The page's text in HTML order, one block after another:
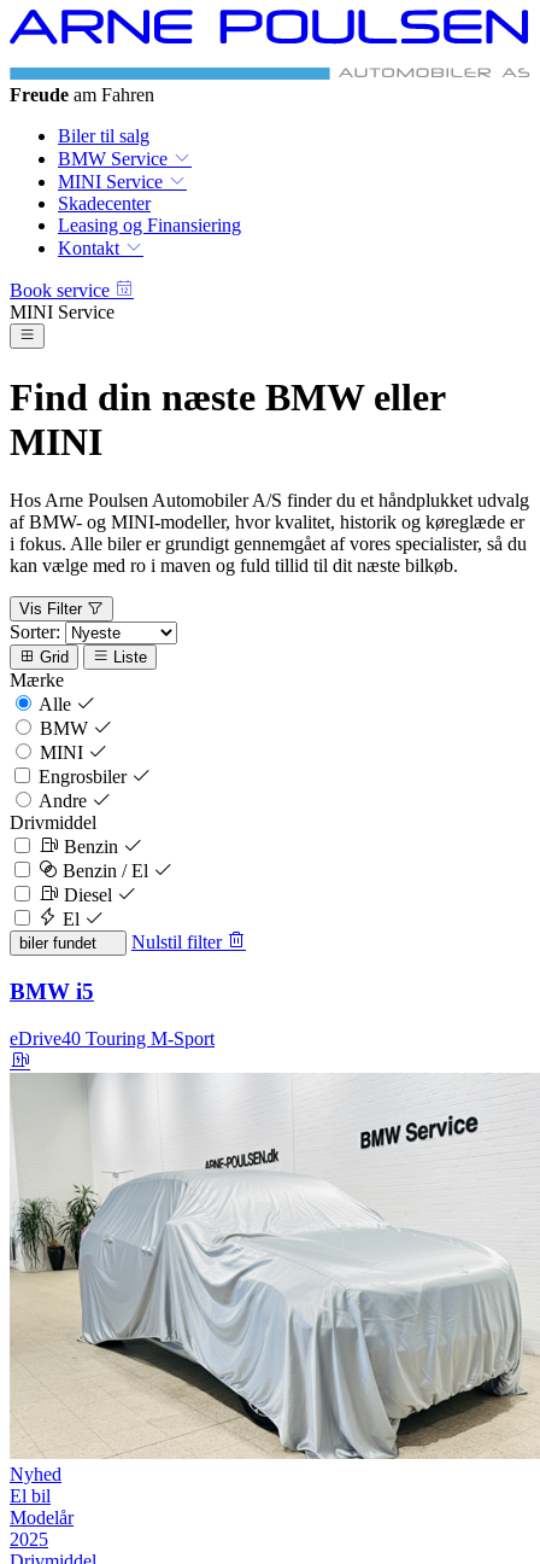
Freude am Fahren
Biler til salg
BMW Service
MINI Service
Skadecenter
Leasing og Finansiering
Kontakt
Book service
MINI Service
Find din næste BMW eller
MINI
Hos Arne Poulsen Automobiler A/S finder du et håndplukket udvalg
af BMW- og MINI-modeller, hvor kvalitet, historik og køreglæde er
i fokus. Alle biler er grundigt gennemgået af vores specialister, så du
kan vælge med ro i maven og fuld tillid til dit næste bilkøb.
Vis Filter
Sorter:
Grid Liste
Mærke
Alle
BMW
MINI
Engrosbiler
Andre
Drivmiddel
Benzin
Benzin / El
Diesel
El
biler fundet Nulstil filter
BMW i5
eDrive40 Touring M-Sport
Nyhed
El bil
Modelår
2025